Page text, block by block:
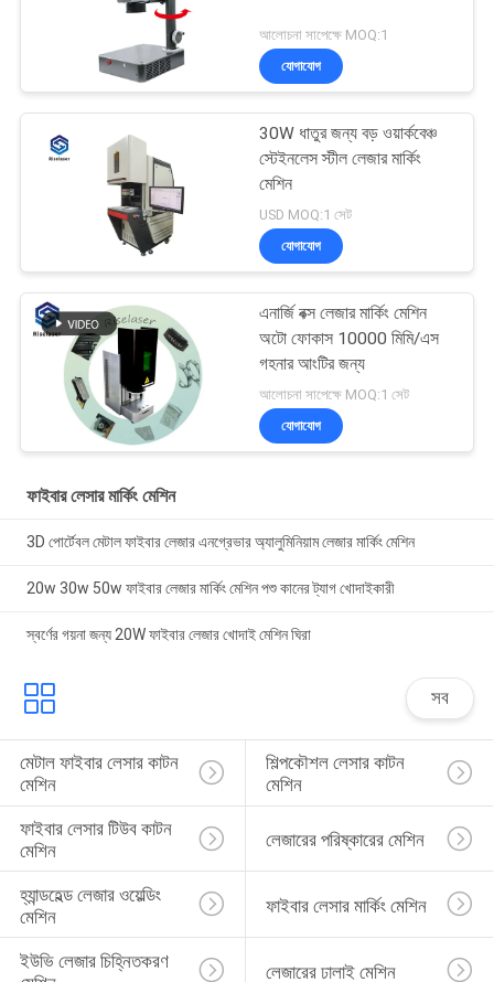
আলোচনা সাপেক্ষে MOQ:1
যোগাযোগ
30W ধাতুর জন্য বড় ওয়ার্কবেঞ্চ
স্টেইনলেস স্টীল লেজার মার্কিং
মেশিন
USD MOQ:1 সেট
যোগাযোগ
এনার্জি বক্স লেজার মার্কিং মেশিন
অটো ফোকাস 10000 মিমি/এস
গহনার আংটির জন্য
আলোচনা সাপেক্ষে MOQ:1 সেট
যোগাযোগ
ফাইবার লেসার মার্কিং মেশিন
3D পোর্টেবল মেটাল ফাইবার লেজার এনগ্রেভার অ্যালুমিনিয়াম লেজার মার্কিং মেশিন
20w 30w 50w ফাইবার লেজার মার্কিং মেশিন পশু কানের ট্যাগ খোদাইকারী
স্বর্ণের গয়না জন্য 20W ফাইবার লেজার খোদাই মেশিন ঘিরা
সব
মেটাল ফাইবার লেসার কাটন
মেশিন
শিল্পকৌশল লেসার কাটন
মেশিন
ফাইবার লেসার টিউব কাটন
মেশিন
লেজারের পরিষ্কারের মেশিন
হ্যান্ডহেল্ড লেজার ওয়েল্ডিং
মেশিন
ফাইবার লেসার মার্কিং মেশিন
ইউভি লেজার চিহ্নিতকরণ
লেজারের ঢালাই মেশিন